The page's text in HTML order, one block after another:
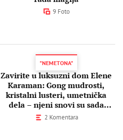
9 Foto
"NEMETONA"
Zavirite u luksuzni dom Elene
Karaman: Gong mudrosti,
kristalni lusteri, umetnička
dela – njeni snovi su sada
stvarnost
2 Komentara